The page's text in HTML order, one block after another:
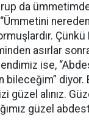
da
asırlar
ise, “Abdest
bileceğim”
güzel alınız.
güzel